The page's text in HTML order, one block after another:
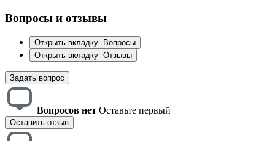
Вопросы и отзывы
Открыть вкладку
Вопросы
Открыть вкладку Отзывы
Задать вопрос
Вопросов нет Оставьте первый
Оставить отзыв